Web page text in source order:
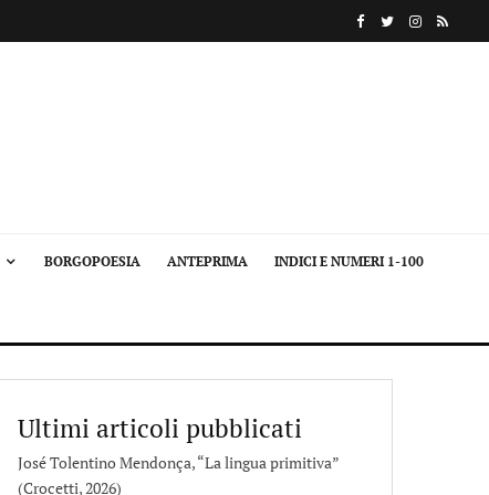
BORGOPOESIA ANTEPRIMA INDICI E NUMERI 1-100
Ultimi articoli pubblicati
José Tolentino Mendonça, “La lingua primitiva”
(Crocetti, 2026)